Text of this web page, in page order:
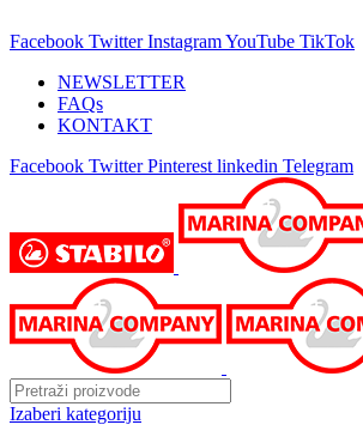
Facebook Twitter InstagramYouTube TikTok
NEWSLETTER
FAQs
KONTAKT
Facebook Twitter Pinterest linkedin Telegram
Izaberi kategoriju